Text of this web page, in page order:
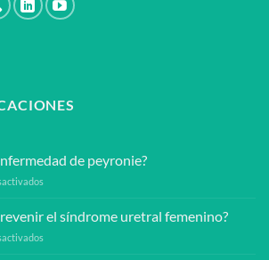
de peyronie?
la
enfermedad
el síndrome uretral femenino?